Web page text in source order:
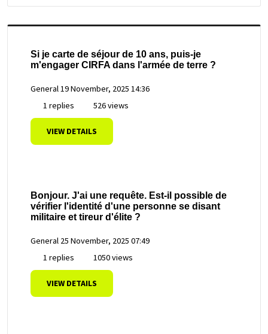
Si je carte de séjour de 10 ans, puis-je
m'engager CIRFA dans l'armée de terre ?
General19 November, 2025 14:36
1 replies
526 views
VIEW DETAILS
Bonjour. J'ai une requête. Est-il possible de
vérifier l'identité d'une personne se disant
militaire et tireur d'élite ?
General 25 November, 2025 07:49
1 replies
1050 views
VIEW DETAILS